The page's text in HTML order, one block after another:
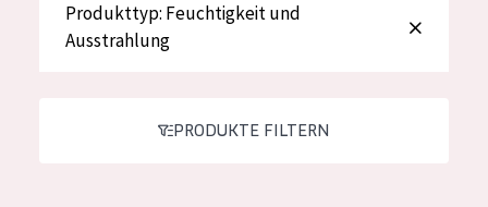
PRODUKTTYP
Feuchtigkeit und Ausstrahlung
Hautregeneration
French
Produkttyp: Feuchtigkeit und
Ausstrahlung
PRODUKTE FILTERN